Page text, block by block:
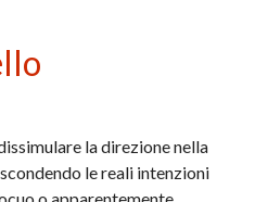
la direzione nella
le reali intenzioni